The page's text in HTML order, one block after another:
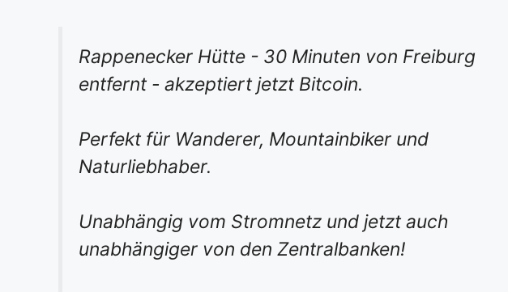
Rappenecker Hütte - 30 Minuten von Freiburg
entfernt - akzeptiert jetzt Bitcoin.
Perfekt für Wanderer, Mountainbiker und
Naturliebhaber.
Unabhängig vom Stromnetz und jetzt auch
unabhängiger von den Zentralbanken!